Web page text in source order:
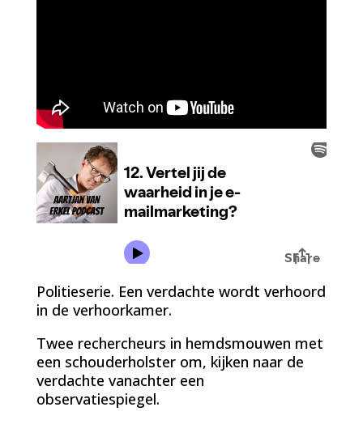
Politieserie. Een verdachte wordt verhoord
in de verhoorkamer.
Twee rechercheurs in hemdsmouwen met
een schouderholster om, kijken naar de
verdachte vanachter een
observatiespiegel.